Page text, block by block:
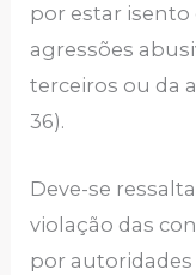
por estar isento
agressões
terceiros ou da
36).
Deve-se
violação das
por autoridades